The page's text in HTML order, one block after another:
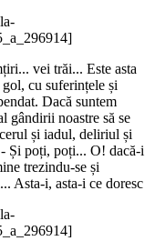
vei trăi... Este asta
cu suferințele și
Dacă suntem
gândirii noastre să se
și iadul, deliriul și
- Și poți, poți... O! dacă-i
trezindu-se și
Asta-i, asta-i ce doresc